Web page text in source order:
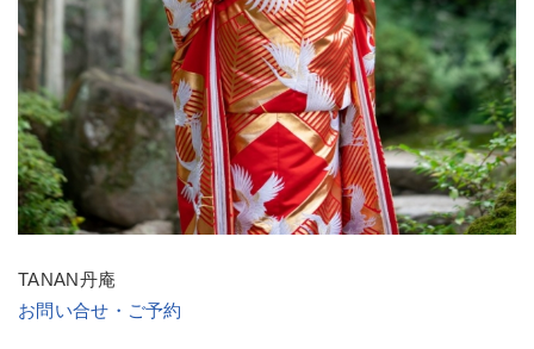
TANAN丹庵
お問い合せ・ご予約